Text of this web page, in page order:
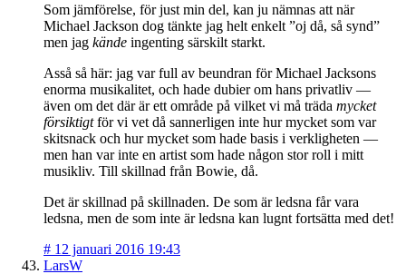
Som jämförelse, för just min del, kan ju nämnas att när
Michael Jackson dog tänkte jag helt enkelt ”oj då, så synd”
men jag kände ingenting särskilt starkt.
Asså så här: jag var full av beundran för Michael Jacksons
enorma musikalitet, och hade dubier om hans privatliv —
även om det där är ett område på vilket vi må träda mycket
försiktigtför vi vet då sannerligen inte hur mycket som var
skitsnack och hur mycket som hade basis i verkligheten —
men han var inte en artist som hade någon stor roll i mitt
musikliv. Till skillnad från Bowie, då.
Det är skillnad på skillnaden. De som är ledsna får vara
ledsna, men de som inte är ledsna kan lugnt fortsätta med det!
# 12 januari 2016 19:43
LarsW